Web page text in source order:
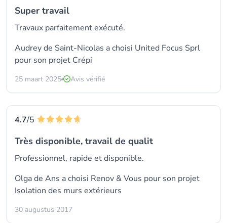
Super travail
Travaux parfaitement exécuté.
Audrey de Saint-Nicolas a choisi United Focus Sprl
pour son projet Crépi
25 maart 2025 Avis vérifié
4.7/5
Très disponible, travail de qualit
Professionnel, rapide et disponible.
Olga de Ans a choisi Renov & Vous pour son projet
Isolation des murs extérieurs
30 augustus 2017